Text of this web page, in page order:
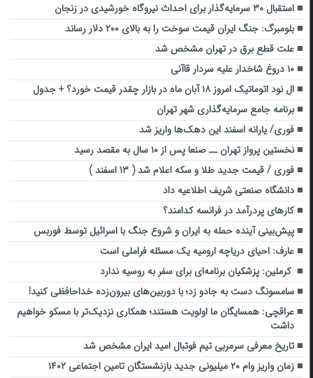
استقبال ۳۰ سرمایه‌گذار برای احداث نیروگاه خورشیدی در زنجان
بلومبرگ: جنگ ایران قیمت سوخت را به بالای ۲۰۰ دلار رساند
علت قطع برق در تهران مشخص شد
۱۰ دروغ شاخدار علیه سردار قاآنی
ال نود اتوماتیک امروز ۱۸ آبان ماه در بازار چقدر قیمت خورد؟ + جدول
برنامه جامع سرمایه‌گذاری شهر تهران
فوری/ یارانه اسفند این دهک‌ها واریز شد
نخستین پرواز تهران ــ صنعا پس از ۱۰ سال به مقصد رسید
فوری / قیمت جدید طلا و سکه اعلام شد ( ۱۳ اسفند )
دانشگاه صنعتی شریف اطلاعیه داد
کارهای پردرآمد در فرانسه کدامند؟
پیش‌بینی آینده حمله به ایران و شروع جنگ با اسرائیل توسط فوربس
عارف: احیای دریاچه ارومیه یک مسئله فراملی است
کرملین: پزشکیان برنامه‌ای برای سفر به روسیه ندارد
سامسونگ دست به جادو زد؛ با دوربین‌های بیرون‌زده خداحافظی کنید!
عراقچی: همسایگان ما اولویت هستند؛ همکاری نزدیک‌تر با مسکو خواهیم
داشت
تاریخ معرفی سرمربی تیم فوتبال امید ایران مشخص شد
زمان واریز وام ۲۰ میلیونی جدید بازنشستگان تامین اجتماعی ۱۴۰۲